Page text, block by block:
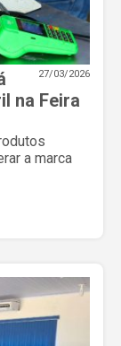
27/03/2026
na Feira
a marca